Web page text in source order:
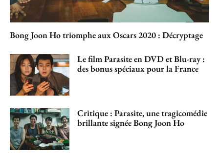
Bong Joon Ho triomphe aux Oscars 2020 : Décryptage
Le film Parasite en DVD et Blu-ray :
des bonus spéciaux pour la France
Critique : Parasite, une tragicomédie
brillante signée Bong Joon Ho